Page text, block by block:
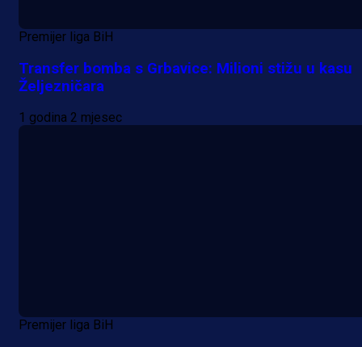
Premijer liga BiH
Transfer bomba s Grbavice: Milioni stižu u kasu
Željezničara
1 godina 2 mjesec
Premijer liga BiH